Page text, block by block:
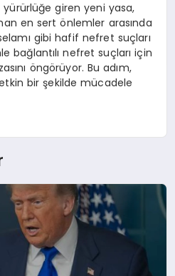
yürürlüğe giren yeni yasa,
en sert önlemler arasında
gibi hafif nefret suçları
bağlantılı nefret suçları için
öngörüyor. Bu adım,
bir şekilde mücadele